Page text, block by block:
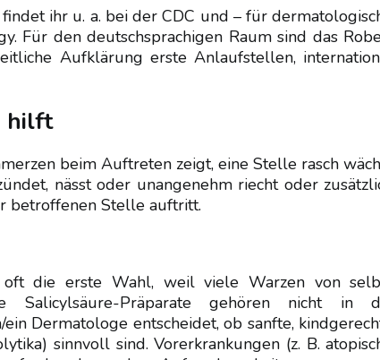
ihr u. a. bei der CDC und – für
Für den deutschsprachigen Raum sind das
Aufklärung erste Anlaufstellen,
hilft
beim Auftreten zeigt, eine Stelle rasch
nässt oder unangenehm riecht oder
betroffenen Stelle auftritt.
oft die erste Wahl, weil viele Warzen von
Salicylsäure-Präparate gehören nicht in
Dermatologe entscheidet, ob sanfte,
sinnvoll sind. Vorerkrankungen (z. B.